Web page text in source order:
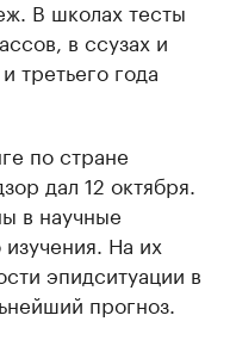
В школах тесты
в ссузах и
третьего года
по стране
дал 12 октября.
в научные
На их
эпидситуации в
прогноз.